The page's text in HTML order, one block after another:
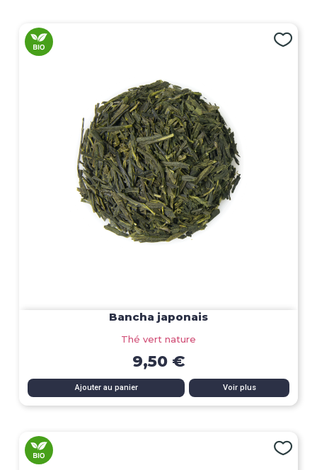
Bancha japonais
Thé vert nature
9,50 €
Ajouter au panier Voir plus